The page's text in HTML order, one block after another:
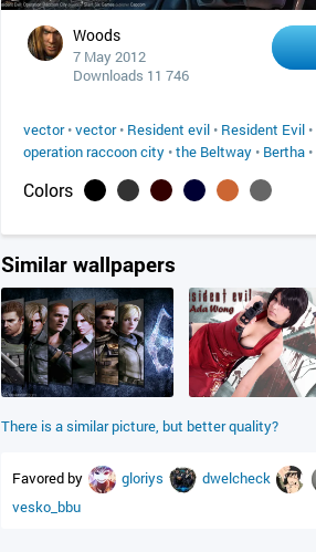
Woods
7 May 2012
Downloads 11 746
vector•vector• Resident evil • Resident Evil •
operation raccoon city •the Beltway • Bertha •
Colors
Similar wallpapers
There is a similar picture, but better quality?
Favored by gloriys dwelcheck
vesko_bbu